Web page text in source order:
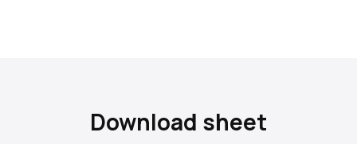
Download sheet